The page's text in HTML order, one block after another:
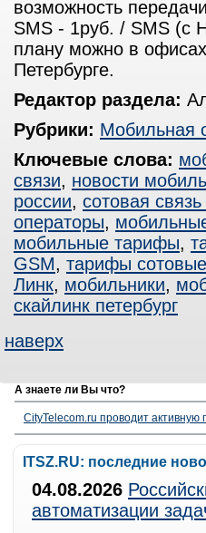
возможность
SMS - 1руб. / SMS (с
плану можно в
Петербурге.
Редактор раздела:
Рубрики: Мобильная
Ключевые слова:
связи, новости
россии, сотовая
операторы,
мобильные тарифы,
GSM, тарифы сотовые
Линк, мобильники,
скайлинк петербург
наверх
А знаете ли Вы что?
CityTelecom.ru проводит активную
ITSZ.RU: последние
04.08.2026
автоматизации